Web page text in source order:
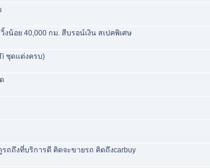
งน้อย 40,000 กม. สีบรอน์เงิน สเปคพิเศษ
ชุดแต่งครบ)
ถถึงที่บริการดี คิดจะขายรถ คิดถึงcarbuy